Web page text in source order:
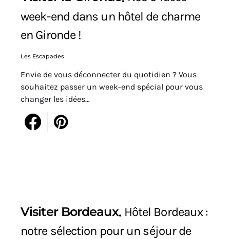
week-end dans un hôtel de charme
en Gironde !
Les Escapades
Envie de vous déconnecter du quotidien ? Vous
souhaitez passer un week-end spécial pour vous
changer les idées…
Visiter Bordeaux Hôtel Bordeaux :
notre sélection pour un séjour de